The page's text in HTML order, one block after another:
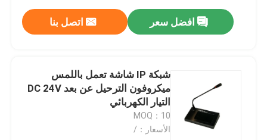
افضل سعر اتصل بنا
شبكة IP شاشة تعمل باللمس
ميكروفون الترحيل عن بعد DC 24V
التيار الكهربائي
MOQ：10
الأسعار：/